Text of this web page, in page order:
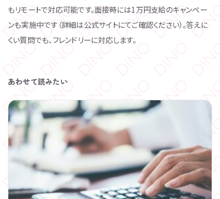
もリモートで対応可能です。面接時には1万円支給のキャンペー
ンも実施中です（詳細は公式サイトにてご確認ください）。答えに
くい質問でも、フレンドリーに対応します。
あわせて読みたい